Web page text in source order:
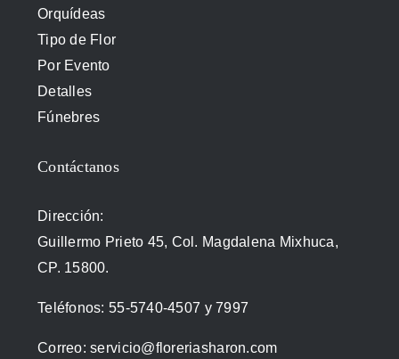
Orquídeas
Tipo de Flor
Por Evento
Detalles
Fúnebres
Contáctanos
Dirección:
Guillermo Prieto 45, Col. Magdalena Mixhuca,
CP. 15800.
Teléfonos: 55-5740-4507 y7997
Correo:servicio@floreriasharon.com